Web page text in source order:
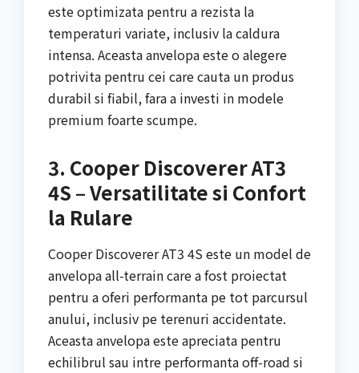
este optimizata pentru a rezista la
temperaturi variate, inclusiv la caldura
intensa. Aceasta anvelopa este o alegere
potrivita pentru cei care cauta un produs
durabil si fiabil, fara a investi in modele
premium foarte scumpe.
3. Cooper Discoverer AT3
4S – Versatilitate si Confort
la Rulare
Cooper Discoverer AT3 4S este un model de
anvelopa all-terrain care a fost proiectat
pentru a oferi performanta pe tot parcursul
anului, inclusiv pe terenuri accidentate.
Aceasta anvelopa este apreciata pentru
echilibrul sau intre performanta off-road si